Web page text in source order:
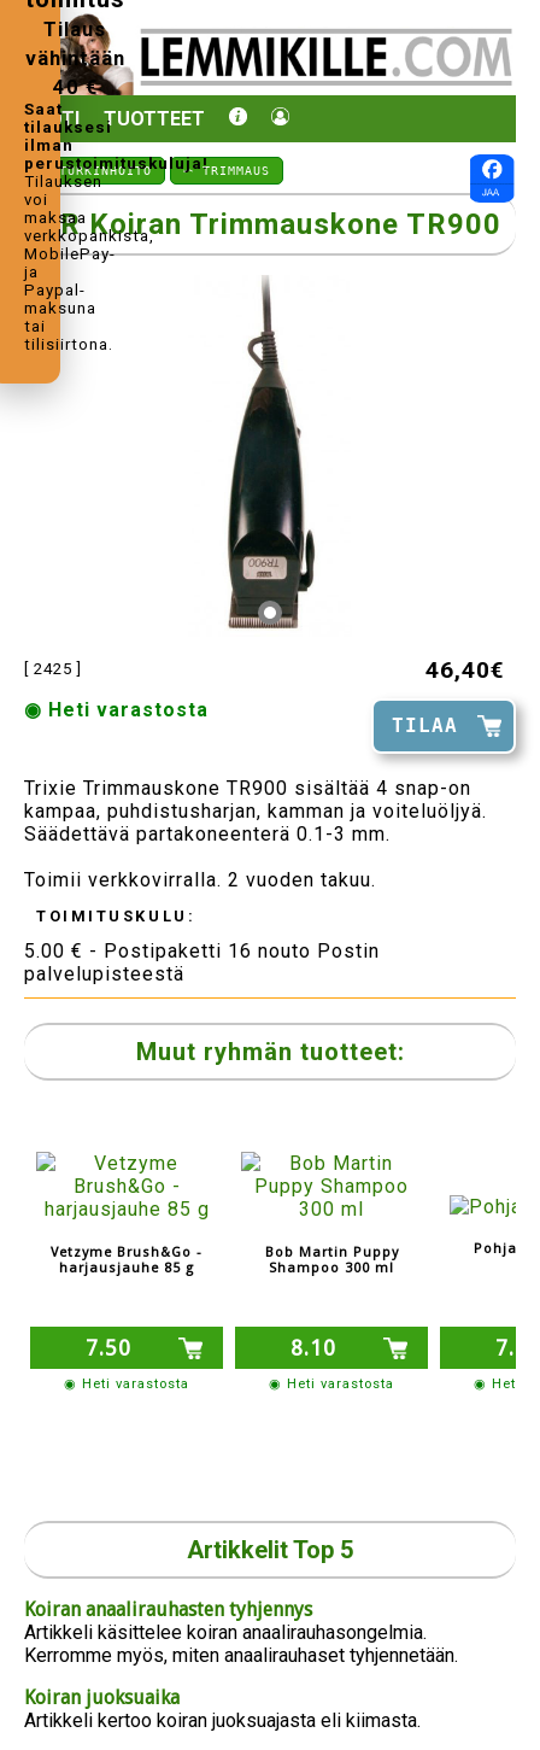
KOTI TUOTTEET
Tilaus
vähintään
40 €
Saat
tilauksesi
ilman
perustoimituskuluja!
Tilauksen
voi
maksaa
verkkopankista,
MobilePay-
ja
Paypal-
maksuna
tai
tilisiirtona.
⤺ TURKINHOITO ⤺ TRIMMAUS
TR Koiran Trimmauskone TR900
[ 2425 ] 46,40€
TILAA
◉ Heti varastosta
Trixie Trimmauskone TR900 sisältää 4 snap-on
kampaa, puhdistusharjan, kamman ja voiteluöljyä.
Säädettävä partakoneenterä 0.1-3 mm.
Toimii verkkovirralla. 2 vuoden takuu.
TOIMITUSKULU:
5.00 € - Postipaketti 16 nouto Postin
palvelupisteestä
Muut ryhmän tuotteet:
Vetzyme Brush&Go -
harjausjauhe 85 g
7.50
◉ Heti varastosta
Bob Martin Puppy
Shampoo 300 ml
8.10
◉ Heti varastosta
7.80
◉ Heti
Artikkelit Top 5
Koiran anaalirauhasten tyhjennys
Artikkeli käsittelee koiran anaalirauhasongelmia.
Kerromme myös, miten anaalirauhaset tyhjennetään.
Koiran juoksuaika
Artikkeli kertoo koiran juoksuajasta eli kiimasta.